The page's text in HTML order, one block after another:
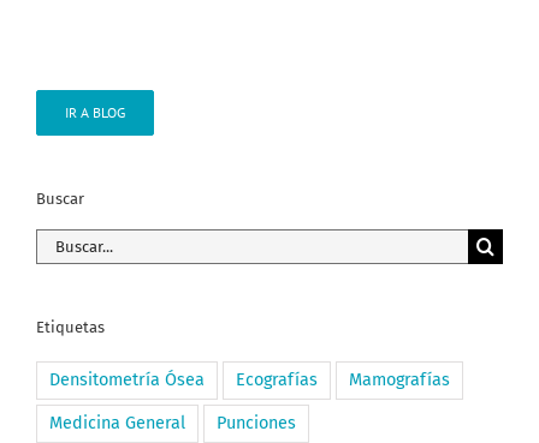
IR A BLOG
Buscar
Buscar:
Etiquetas
Densitometría Ósea Ecografías Mamografías
Medicina General Punciones